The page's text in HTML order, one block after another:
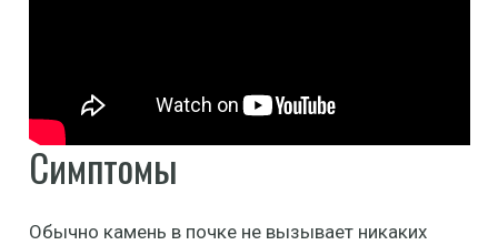
Симптомы
Обычно камень в почке не вызывает никаких